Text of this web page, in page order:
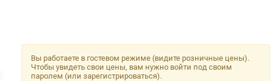
Вы работаете в гостевом режиме (видите розничные цены).
Чтобы увидеть свои цены, вам нужно войти под своим
паролем (или зарегистрироваться).